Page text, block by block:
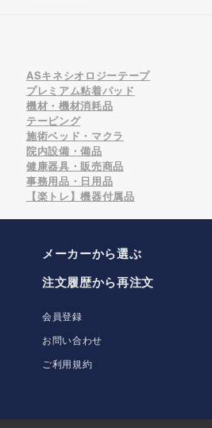
ASキネシオロジーテープ
プレミアム粘着パッド
機材・機材消耗品
テーピング
施術ベッド・マクラ
院内設備・備品
健康器具・販売商品
事務用品・日用品
【楽トレ】機器付属品
メーカーから選ぶ
注文履歴から再注文
会員登録
お問い合わせ
ご利用規約